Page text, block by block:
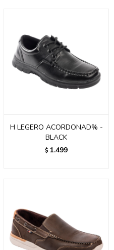
H LEGERO ACORDONAD% -
BLACK
$ 1.499